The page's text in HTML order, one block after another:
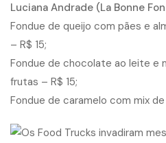
Luciana Andrade (La Bonne
Fondue de queijo com pães e
– R$ 15;
Fondue de chocolate ao leite e
frutas – R$ 15;
Fondue de caramelo com mix